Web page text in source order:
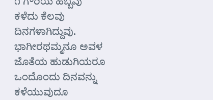
ಕಳೆದು ಕೆಲವು
ದಿನಗಳಾಗಿದ್ದುವು.
ಭಾಗೀರಥಮ್ಮನೂ ಅವಳ
ಜೊತೆಯ ಹುಡುಗಿಯರೂ
ಒಂದೊಂದು ದಿನವನ್ನು
ಕಳೆಯುವುದೂ